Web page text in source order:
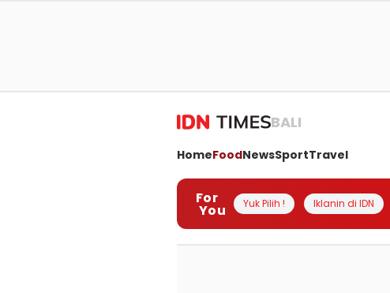
BALI
HomeFoodNewsSportTravel
For
You Yuk Pilih ! Iklanin di IDN